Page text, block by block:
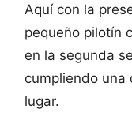
Aquí con la
pequeño pilotín
en la segunda
cumpliendo una
lugar.